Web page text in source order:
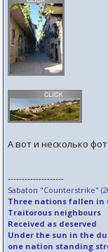
А вот и несколько
--------------------
Sabaton "Counterstrike"
Three nations fallen in
Traitorous neighbours
Received as deserved
Under the sun in the
one nation standing